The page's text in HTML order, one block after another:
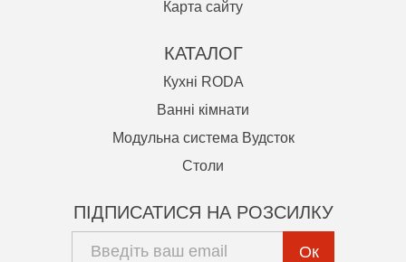
Карта сайту
КАТАЛОГ
Кухні RODA
Ванні кімнати
Модульна система Вудсток
Cтоли
ПІДПИСАТИСЯ НА РОЗСИЛКУ
Ок